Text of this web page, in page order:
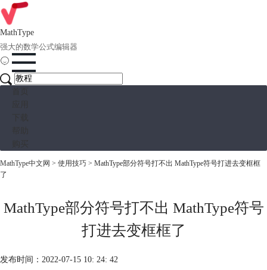
MathType
强大的数学公式编辑器
MathType中文网 > 使用技巧 > MathType部分符号打不出 MathType符号打进去变框框
了
MathType部分符号打不出 MathType符号
打进去变框框了
发布时间：2022-07-15 10: 24: 42